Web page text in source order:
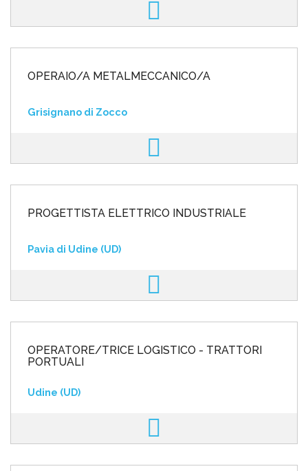
OPERAIO/A METALMECCANICO/A
Grisignano di Zocco
PROGETTISTA ELETTRICO INDUSTRIALE
Pavia di Udine (UD)
OPERATORE/TRICE LOGISTICO - TRATTORI
PORTUALI
Udine (UD)